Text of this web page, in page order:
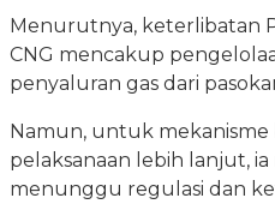
Menurutnya, keterlibatan
CNG mencakup
penyaluran gas dari
Namun, untuk mekanisme
pelaksanaan lebih lanjut,
menunggu regulasi dan